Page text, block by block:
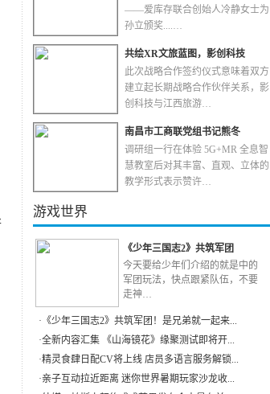
——爱库存联合创始人冷静女士为
孙立颁奖....…
共绘XR文旅蓝图，影创科技
此次战略合作签约仪式意味着双方
建立起长期战略合作伙伴关系，影
创科技与江西旅游…
南昌市工商联党组书记熊冬
调研组一行在体验 5G+MR 全息智
慧教室后对其丰富、直观、立体的
教学形式表示赞许…
游戏世界
《少年三国志2》共筑军团
今天要给少年们介绍的就是中的
军团玩法，快点跟紧队伍，不要
走神…
· 《少年三国志2》共筑军团！是兄弟就一起来...
·全新内容汇集 《山海镜花》缘聚测试即将开...
·精灵食肆日配CV将上线 店员多语言服务解锁...
·亲子互动拉近距离 迷你世界暑期玩家沙龙收...